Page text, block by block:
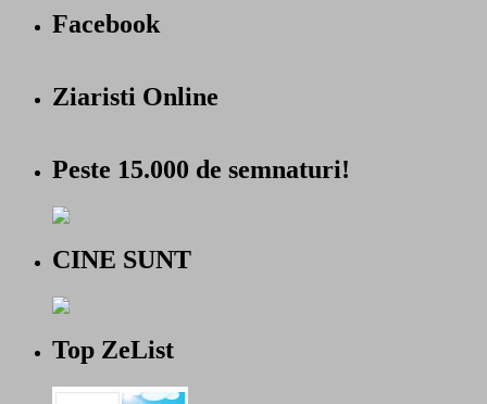
Facebook
Ziaristi Online
Peste 15.000 de semnaturi!
CINE SUNT
Top ZeList